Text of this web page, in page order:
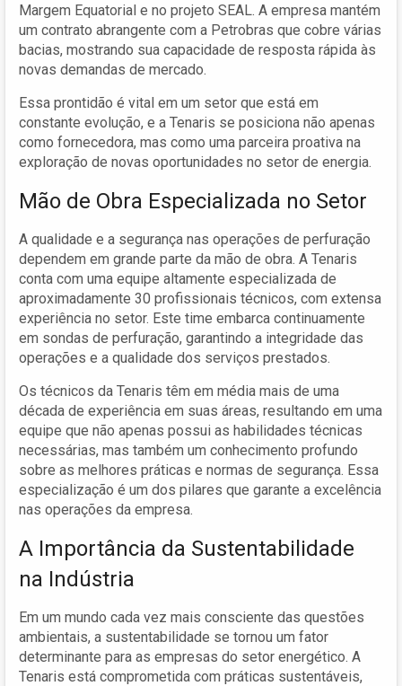
Margem Equatorial e no projeto SEAL. A empresa mantém
um contrato abrangente com a Petrobras que cobre várias
bacias, mostrando sua capacidade de resposta rápida às
novas demandas de mercado.
Essa prontidão é vital em um setor que está em
constante evolução, e a Tenaris se posiciona não apenas
como fornecedora, mas como uma parceira proativa na
exploração de novas oportunidades no setor de energia.
Mão de Obra Especializada no Setor
A qualidade e a segurança nas operações de perfuração
dependem em grande parte da mão de obra. A Tenaris
conta com uma equipe altamente especializada de
aproximadamente 30 profissionais técnicos, com extensa
experiência no setor. Este time embarca continuamente
em sondas de perfuração, garantindo a integridade das
operações e a qualidade dos serviços prestados.
Os técnicos da Tenaris têm em média mais de uma
década de experiência em suas áreas, resultando em uma
equipe que não apenas possui as habilidades técnicas
necessárias, mas também um conhecimento profundo
sobre as melhores práticas e normas de segurança. Essa
especialização é um dos pilares que garante a excelência
nas operações da empresa.
A Importância da Sustentabilidade
na Indústria
Em um mundo cada vez mais consciente das questões
ambientais, a sustentabilidade se tornou um fator
determinante para as empresas do setor energético. A
Tenaris está comprometida com práticas sustentáveis,